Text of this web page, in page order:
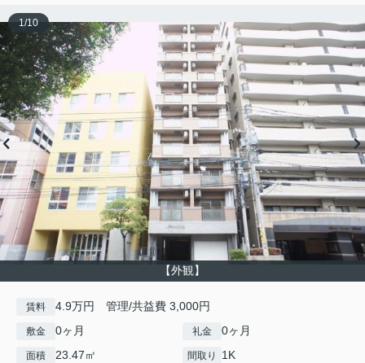
【外観】
1/10
賃料 4.9万円 管理/共益費 3,000円
敷金 0ヶ月 礼金 0ヶ月
面積 23.47㎡ 間取り 1K